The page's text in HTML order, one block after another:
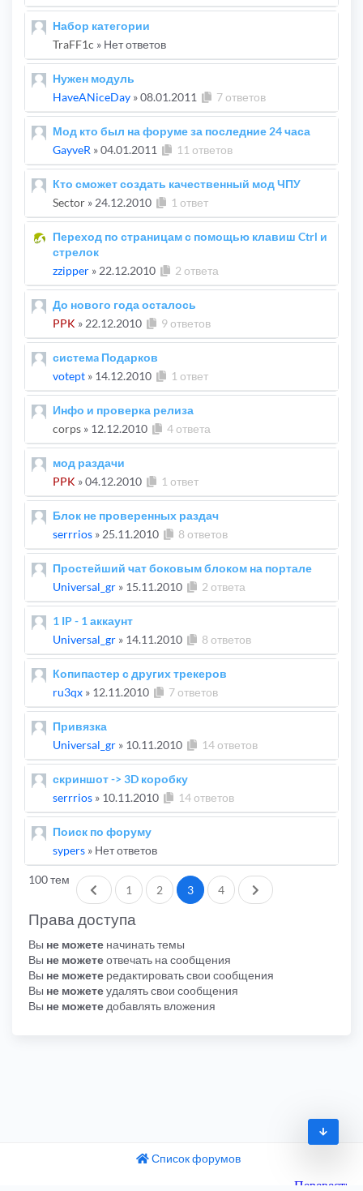
Набор категории
TraFF1c » Нет ответов
Нужен модуль
HaveANiceDay »08.01.2011 7 ответов
Мод кто был на форуме за последние 24 часа
GayveR »04.01.2011 11 ответов
Кто сможет создать качественный мод ЧПУ
Sector » 24.12.2010 1 ответ
Переход по страницам с помощью клавиш Ctrl и
стрелок
zzipper » 22.12.2010 2 ответа
До нового года осталось
PPK » 22.12.2010 9 ответов
системa Подарков
votept » 14.12.2010 1 ответ
Инфо и проверка релиза
corps » 12.12.2010 4 ответа
мод раздачи
PPK »04.12.2010 1 ответ
Блок не проверенных раздач
serrrios » 25.11.2010 8 ответов
Простейший чат боковым блоком на портале
Universal_gr » 15.11.2010 2 ответа
1 IP - 1 аккаунт
Universal_gr » 14.11.2010 8 ответов
Копипастер с других трекеров
ru3qx » 12.11.2010 7 ответов
Привязка
Universal_gr » 10.11.2010 14 ответов
скриншот -> 3D коробку
serrrios » 10.11.2010 14 ответов
Поиск по форуму
sypers » Нет ответов
100 тем
Пред.1 2 3 4 След.
Права доступа
Вы не можете начинать темы
Вы не можетеотвечать на сообщения
Вы не можете редактировать свои сообщения
Вы не можетеудалять свои сообщения
Вы не можете добавлять вложения
Список форумов